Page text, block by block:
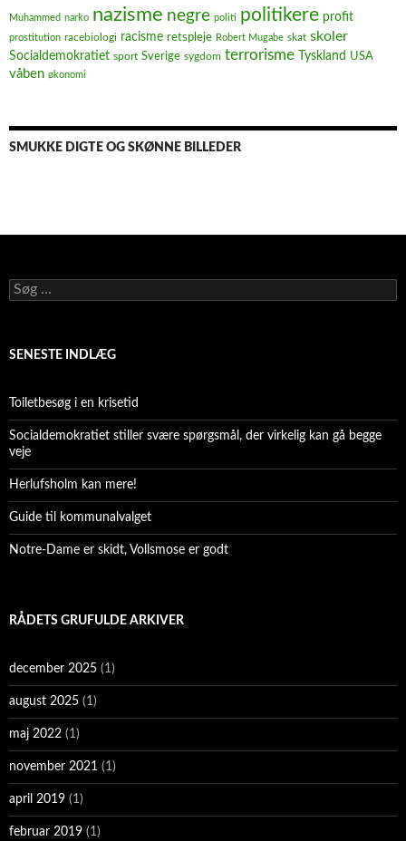
Muhammed narko nazisme negre politi politikere profit
prostitution racebiologi racisme retspleje Robert Mugabe skat skoler
Socialdemokratiet sport Sverige sygdom terrorisme Tyskland USA
våben økonomi
SMUKKE DIGTE OG SKØNNE BILLEDER
Søg
efter:
SENESTE INDLÆG
Toiletbesøg i en krisetid
Socialdemokratiet stiller svære spørgsmål, der virkelig kan gå begge
veje
Herlufsholm kan mere!
Guide til kommunalvalget
Notre-Dame er skidt, Vollsmose er godt
RÅDETS GRUFULDE ARKIVER
december 2025 (1)
august 2025 (1)
maj 2022 (1)
november 2021 (1)
april 2019 (1)
februar 2019 (1)